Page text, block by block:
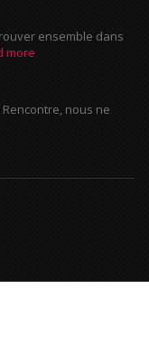
ensemble dans
more
Rencontre, nous ne